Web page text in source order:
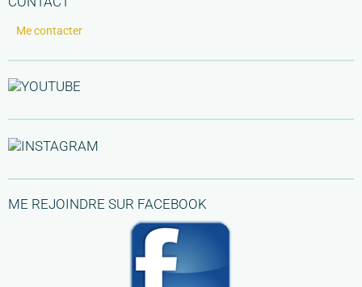
Me contacter
ME REJOINDRE SUR FACEBOOK